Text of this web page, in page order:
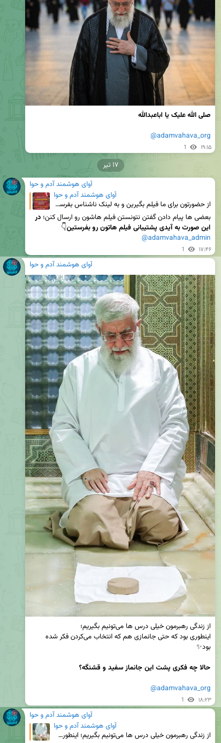
صلی الله علیک یا اباعبدالله
@adamvahava_org
1 ۱۹:۱۵
آوای هوشمند آدم و حوا
آوای هوشمند آدم و حوا
از حضورتون برای ما فیلم بگیرین و به لینک ناشناس بفرستین انقدر منتظر فیلماتون هستم که میخوام لینک نا
بعضی ها پیام دادن گفتن نتونستن فیلم هاشون رو ارسال کنن؛
در
این صورت به آیدی پشتیبانی فیلم هاتون رو بفرستین👇
@adamvahava_admin
1 ۱۷:۴۶
۱۷ تیر
آوای هوشمند آدم و حوا
حالا چه فکری پشت این جانماز سفید و قشنگه؟
@adamvahava_org
1 ۱۸:۲۳
آوای هوشمند آدم و حوا
آوای هوشمند آدم و حوا
از زندگی رهبرمون خیلی درس ها می‌تونیم بگیریم؛ اینطوری بود که حتی جانمازی هم که انتخاب می‌کردن فکر ش